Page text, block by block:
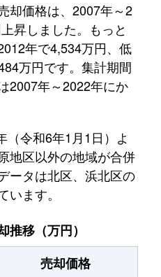
却価格は、2007年～2
昇しました。もっと
年で4,534万円、低
万円です。集計期間
2007年～2022年にか
（令和6年1月1日）よ
地区以外の地域が合併
ータは北区、浜北区の
ます。
推移（万円）
売却価格